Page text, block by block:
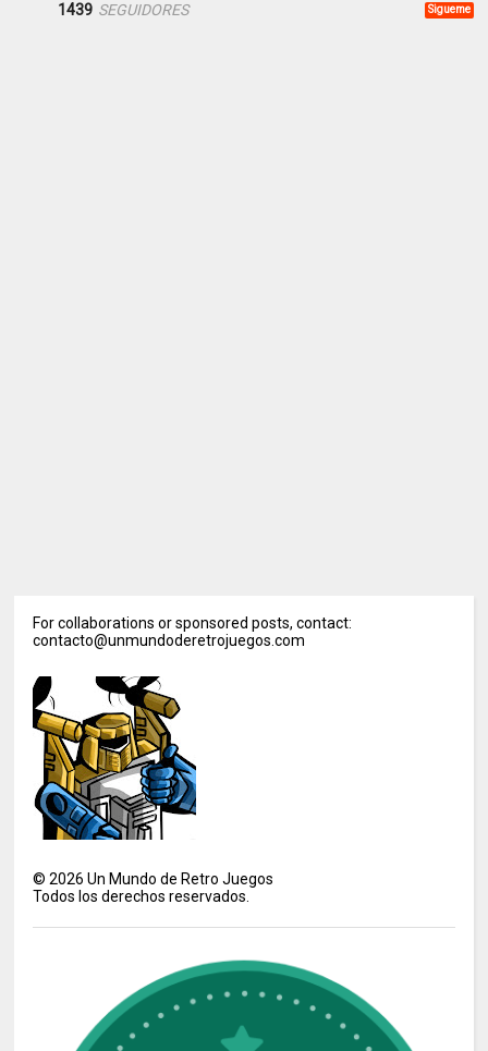
1439 SEGUIDORES Sigueme
For collaborations or sponsored posts, contact:
contacto@unmundoderetrojuegos.com
©2026 Un Mundo de Retro Juegos
Todos los derechos reservados.